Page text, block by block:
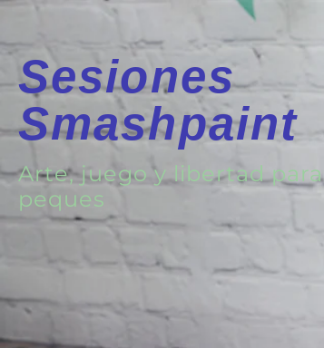
Sesiones
Smashpaint
Arte, juego y libertad para
peques